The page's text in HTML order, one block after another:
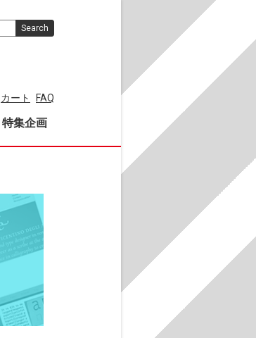
カート FAQ
特集企画
Search